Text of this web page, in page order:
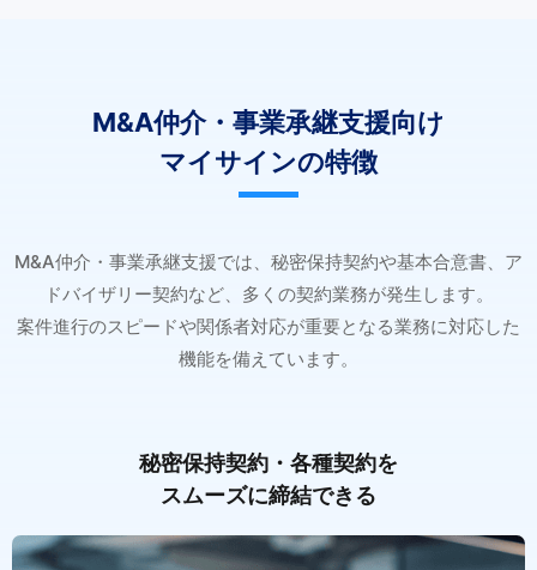
M&A仲介・事業承継支援向け
マイサインの特徴
M&A仲介・事業承継支援では、秘密保持契約や基本合意書、ア
ドバイザリー契約など、多くの契約業務が発生します。
案件進行のスピードや関係者対応が重要となる業務に対応した
機能を備えています。
秘密保持契約・各種契約を
スムーズに締結できる